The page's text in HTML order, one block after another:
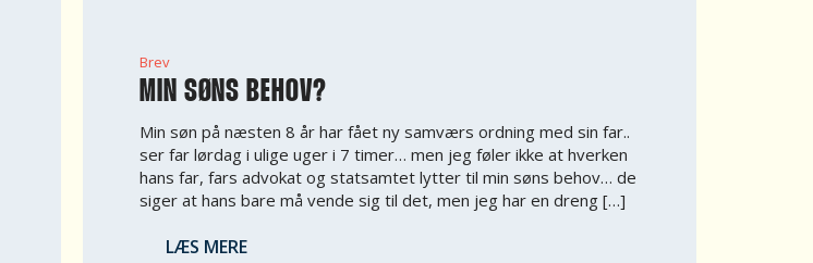
Brev
MIN SØNS BEHOV?
Min søn på næsten 8 år har fået ny samværs ordning med sin far..
ser far lørdag i ulige uger i 7 timer… men jeg føler ikke at hverken
hans far, fars advokat og statsamtet lytter til min søns behov… de
siger at hans bare må vende sig til det, men jeg har en dreng […]
LÆS MERE